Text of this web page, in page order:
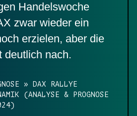
Handelswoche
zwar wieder ein
erzielen, aber die
deutlich nach.
»
DAX RALLYE
(ANALYSE & PROGNOSE